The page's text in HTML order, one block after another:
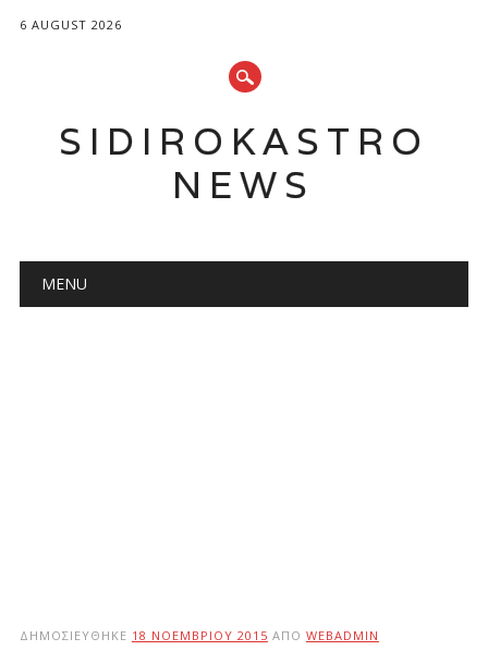
6 AUGUST 2026
SIDIROKASTRO
NEWS
Main menu
MENU
ΔΗΜΟΣΙΕΎΘΗΚΕ 18 ΝΟΕΜΒΡΊΟΥ 2015 ΑΠΌ WEBADMIN